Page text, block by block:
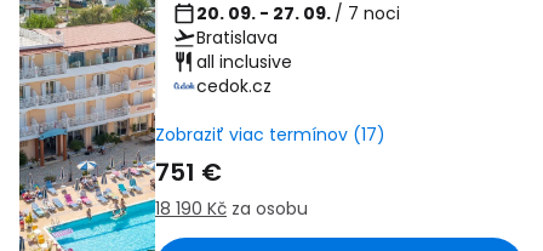
20. 09. - 27. 09. / 7 noci
Bratislava
all inclusive
cedok.cz
Zobraziť viac termínov (17)
751 €
18 190 Kč za osobu